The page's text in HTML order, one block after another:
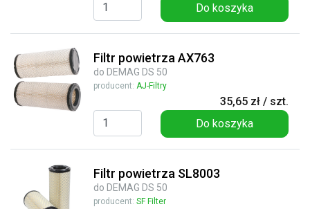
Do koszyka
Filtr powietrza AX763
do DEMAG DS 50
producent: AJ-Filtry
35,65 zł / szt.
Do koszyka
Filtr powietrza SL8003
do DEMAG DS 50
producent: SF Filter